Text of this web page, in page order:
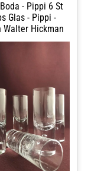
- Pippi 6 St
Glas - Pippi -
Walter Hickman